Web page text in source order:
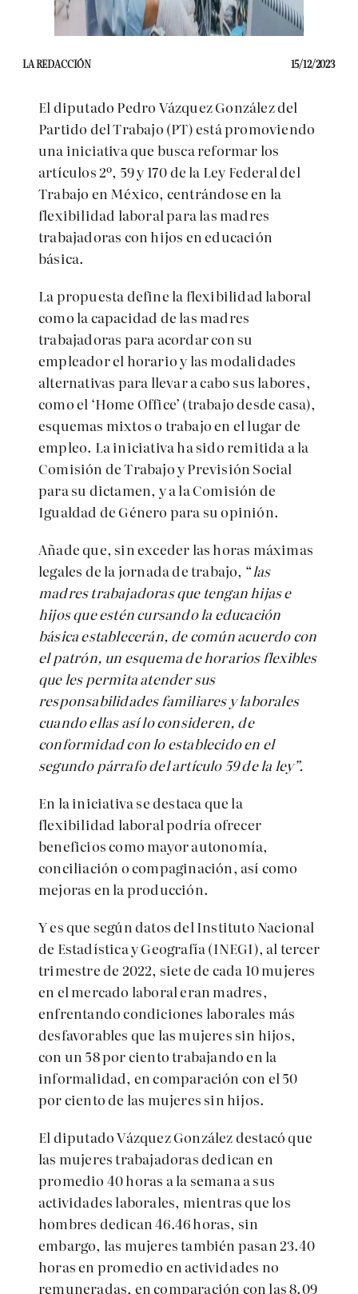
LA REDACCIÓN 15/12/2023
El diputado Pedro Vázquez González del
Partido del Trabajo (PT) está promoviendo
una iniciativa que busca reformar los
artículos 2º, 59 y 170 de la Ley Federal del
Trabajo en México, centrándose en la
flexibilidad laboral para las madres
trabajadoras con hijos en educación
básica.
La propuesta define la flexibilidad laboral
como la capacidad de las madres
trabajadoras para acordar con su
empleador el horario y las modalidades
alternativas para llevar a cabo sus labores,
como el ‘Home Office’ (trabajo desde casa),
esquemas mixtos o trabajo en el lugar de
empleo. La iniciativa ha sido remitida a la
Comisión de Trabajo y Previsión Social
para su dictamen, y a la Comisión de
Igualdad de Género para su opinión.
Añade que, sin exceder las horas máximas
legales de la jornada de trabajo, “las
madres trabajadoras que tengan hijas e
hijos que estén cursando la educación
básica establecerán, de común acuerdo con
el patrón, un esquema de horarios flexibles
que les permita atender sus
responsabilidades familiares y laborales
cuando ellas así lo consideren, de
conformidad con lo establecido en el
segundo párrafo del artículo 59 de la ley”.
En la iniciativa se destaca que la
flexibilidad laboral podría ofrecer
beneficios como mayor autonomía,
conciliación o compaginación, así como
mejoras en la producción.
Y es que según datos del Instituto Nacional
de Estadística y Geografía (INEGI), al tercer
trimestre de 2022, siete de cada 10 mujeres
en el mercado laboral eran madres,
enfrentando condiciones laborales más
desfavorables que las mujeres sin hijos,
con un 58 por ciento trabajando en la
informalidad, en comparación con el 50
por ciento de las mujeres sin hijos.
El diputado Vázquez González destacó que
las mujeres trabajadoras dedican en
promedio 40 horas a la semana a sus
actividades laborales, mientras que los
hombres dedican 46.46 horas, sin
embargo, las mujeres también pasan 23.40
horas en promedio en actividades no
remuneradas, en comparación con las 8.09